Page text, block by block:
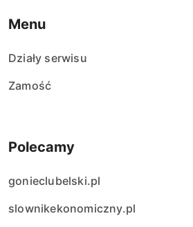
Menu
Działy serwisu
Zamość
Polecamy
gonieclubelski.pl
slownikekonomiczny.pl